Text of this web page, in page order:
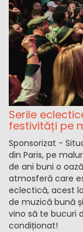
Serile
festivități pe
Sponsorizat -
din Paris, pe
de ani buni o
atmosferă care
eclectică, acest
de muzică bună
vino să te bucuri
condiționat!